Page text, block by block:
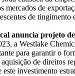
mercados de
de tingimento
anuncia projeto
a Westlake
para garantir o
de direitos
este investimento